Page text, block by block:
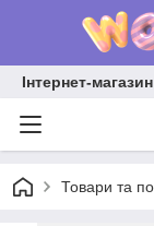
Інтернет-
Товари та